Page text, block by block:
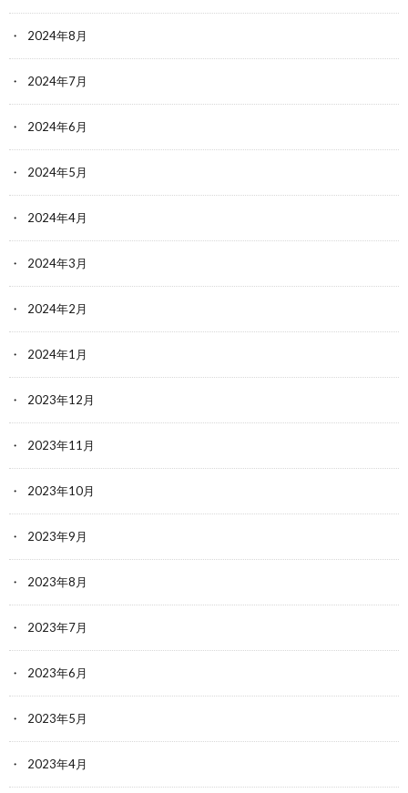
2024年8月
2024年7月
2024年6月
2024年5月
2024年4月
2024年3月
2024年2月
2024年1月
2023年12月
2023年11月
2023年10月
2023年9月
2023年8月
2023年7月
2023年6月
2023年5月
2023年4月